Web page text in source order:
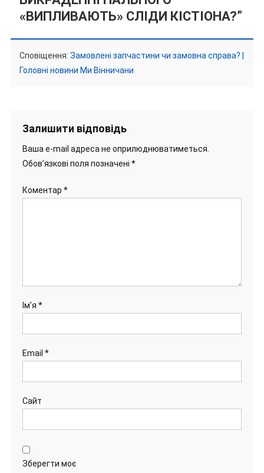
«ВИПЛИВАЮТЬ» СЛІДИ КІСТІОНА?”
Сповіщення: Замовлені запчастини чи замовна справа? |
Головні новини Ми Вінничани
Залишити відповідь
Ваша e-mail адреса не оприлюднюватиметься.
Обов’язкові поля позначені *
Коментар *
Ім'я *
Email *
Сайт
Зберегти моє